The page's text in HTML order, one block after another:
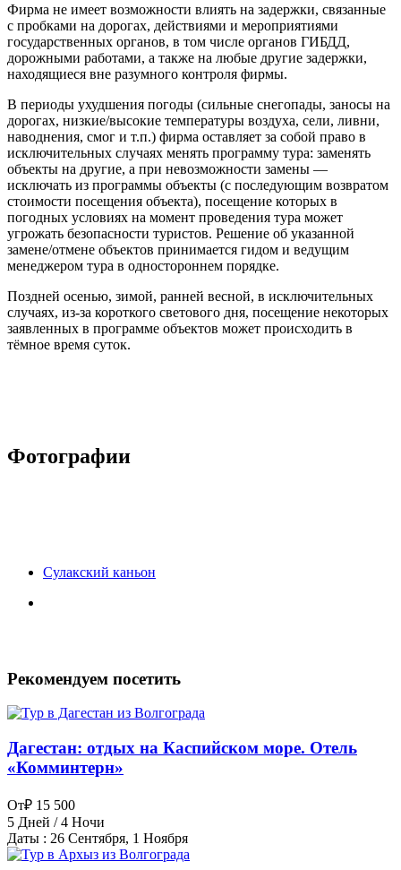
Фирма не имеет возможности влиять на задержки, связанные
с пробками на дорогах, действиями и мероприятиями
государственных органов, в том числе органов ГИБДД,
дорожными работами, а также на любые другие задержки,
находящиеся вне разумного контроля фирмы.
В периоды ухудшения погоды (сильные снегопады, заносы на
дорогах, низкие/высокие температуры воздуха, сели, ливни,
наводнения, смог и т.п.) фирма оставляет за собой право в
исключительных случаях менять программу тура: заменять
объекты на другие, а при невозможности замены —
исключать из программы объекты (с последующим возвратом
стоимости посещения объекта), посещение которых в
погодных условиях на момент проведения тура может
угрожать безопасности туристов. Решение об указанной
замене/отмене объектов принимается гидом и ведущим
менеджером тура в одностороннем порядке.
Поздней осенью, зимой, ранней весной, в исключительных
случаях, из-за короткого светового дня, посещение некоторых
заявленных в программе объектов может происходить в
тёмное время суток.
Фотографии
Сулакский каньон
Рекомендуем посетить
Дагестан: отдых на Каспийском море. Отель
«Комминтерн»
От₽ 15 500
5 Дней / 4 Ночи
Даты : 26 Сентября, 1 Ноября